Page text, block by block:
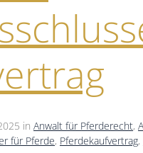
in Anwalt für Pferderecht,
für Pferde, Pferdekaufvertrag,